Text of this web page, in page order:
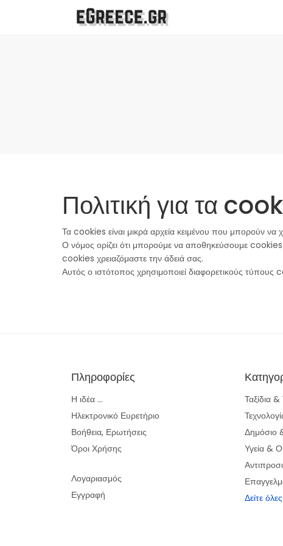
Πολιτική για τα
Τα cookies είναι μικρά αρχεία κειμένου που μπορούν να
Ο νόμος ορίζει ότι μπορούμε να αποθηκεύσουμε
cookies χρειαζόμαστε την άδειά σας.
Αυτός ο ιστότοπος χρησιμοποιεί διαφορετικούς
Πληροφορίες
Η ιδέα ...
Ηλεκτρονικό Ευρετήριο
Βοήθεια, Ερωτήσεις
Όροι Χρήσης
Λογαριασμός
Εγγραφή
Ταξίδια
Δημόσιο
Υγεία &
Δείτε